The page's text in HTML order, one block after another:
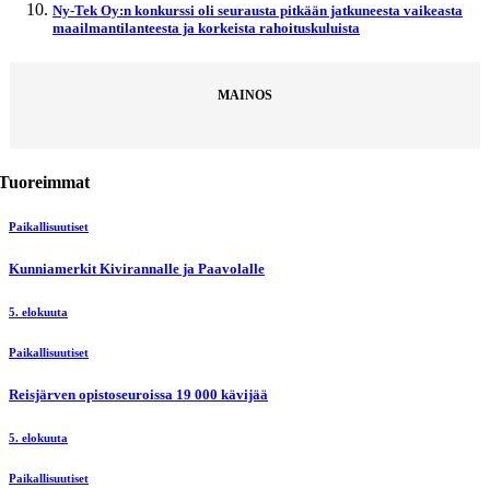
Ny-Tek Oy:n konkurssi oli seurausta pitkään jatkuneesta vaikeasta
maailmantilanteesta ja korkeista rahoituskuluista
MAINOS
Paikallisuutiset
Kunniamerkit Kivirannalle ja Paavolalle
5. elokuuta
Paikallisuutiset
Reisjärven opistoseuroissa 19 000 kävijää
5. elokuuta
Paikallisuutiset